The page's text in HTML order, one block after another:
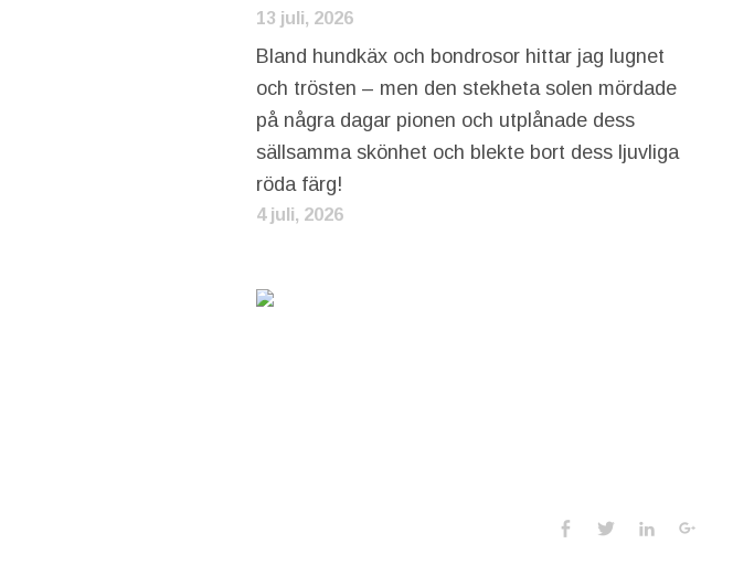
13 juli, 2026
Bland hundkäx och bondrosor hittar jag lugnet
och trösten – men den stekheta solen mördade
på några dagar pionen och utplånade dess
sällsamma skönhet och blekte bort dess ljuvliga
röda färg!
4 juli, 2026
Social
Facebook
TwitterLinkedIn